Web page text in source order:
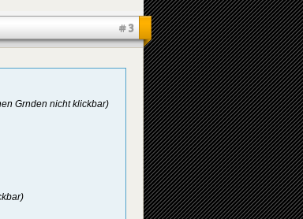
#3
Grnden nicht klickbar)